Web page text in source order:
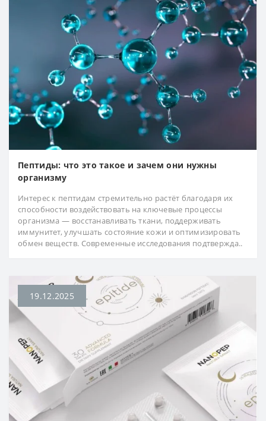
Пептиды: что это такое и зачем они нужны
организму
Интерес к пептидам стремительно растёт благодаря их
способности воздействовать на ключевые процессы
организма — восстанавливать ткани, поддерживать
иммунитет, улучшать состояние кожи и оптимизировать
обмен веществ. Современные исследования подтвержда..
19.12.2025